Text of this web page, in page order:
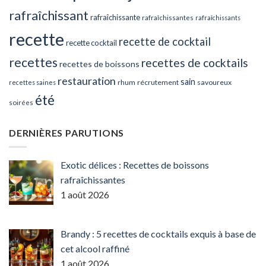
rafraîchissant rafraîchissante rafraîchissantes rafraîchissants
recette recette cocktail recette de cocktail
recettes recettes de boissons recettes de cocktails
recettes saines restauration rhum récrutement sain savoureux
soirées été
DERNIÈRES PARUTIONS
Exotic délices : Recettes de boissons
rafraîchissantes
1 août 2026
Brandy : 5 recettes de cocktails exquis à base de
cet alcool raffiné
1 août 2026